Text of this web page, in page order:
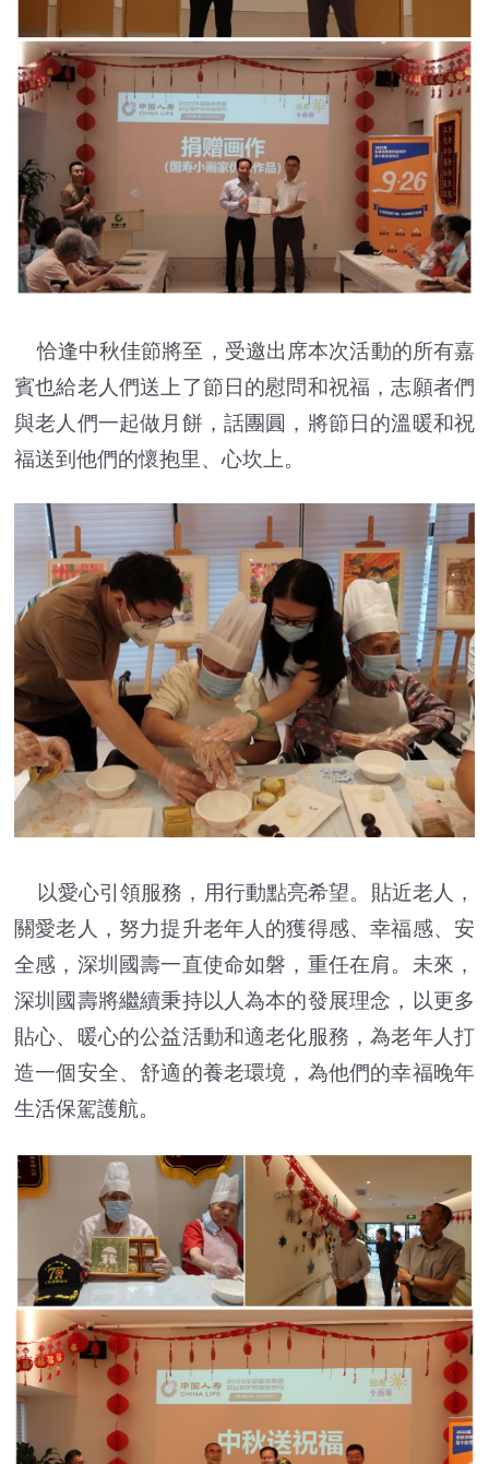
恰逢中秋佳節將至，受邀出席本次活動的所有嘉
賓也給老人們送上了節日的慰問和祝福，志願者們
與老人們一起做月餅，話團圓，將節日的溫暖和祝
福送到他們的懷抱里、心坎上。
以愛心引領服務，用行動點亮希望。貼近老人，
關愛老人，努力提升老年人的獲得感、幸福感、安
全感，深圳國壽一直使命如磐，重任在肩。未來，
深圳國壽將繼續秉持以人為本的發展理念，以更多
貼心、暖心的公益活動和適老化服務，為老年人打
造一個安全、舒適的養老環境，為他們的幸福晚年
生活保駕護航。